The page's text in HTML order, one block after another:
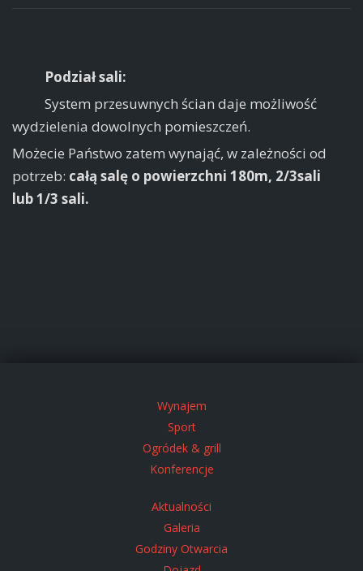
Podział sali:
System przesuwnych ścian daje możliwość
wydzielenia dowolnych pomieszczeń.
Możecie Państwo zatem wynająć, w zależności od
potrzeb: całą salę o powierzchni 180m, 2/3sali
lub1/3 sali.
Wynajem
Sport
Ogródek & grill
Konferencje
Aktualności
Galeria
Godziny Otwarcia